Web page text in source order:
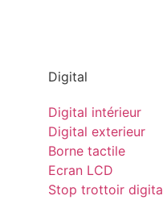
Digital
Digital intérieur
Digital exterieur
Borne tactile
Ecran LCD
Stop trottoir